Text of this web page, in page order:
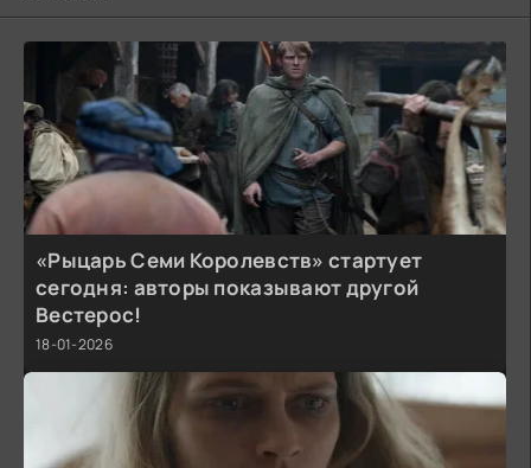
«Рыцарь Семи Королевств» стартует
сегодня: авторы показывают другой
Вестерос!
18-01-2026